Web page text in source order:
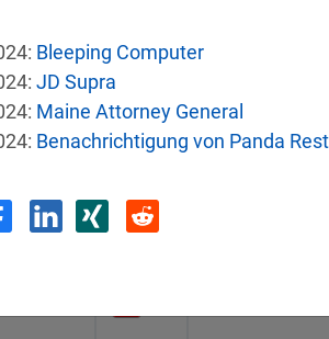
US Autonomer KI-
MA US
Bleeping Computer
JD Supra
Maine Attorney General
Benachrichtigung von Panda